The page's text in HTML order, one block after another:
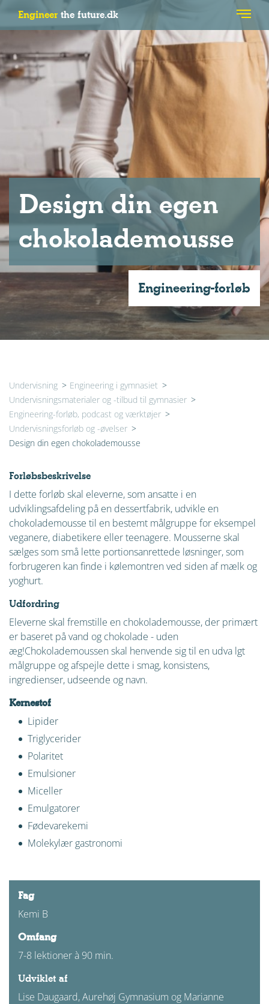
Engineer the future.dk
Design din egen
chokolademousse
Engineering-forløb
Undervisning > Engineering i gymnasiet >
Undervisningsmaterialer og -tilbud til gymnasier >
Engineering-forløb, podcast og værktøjer >
Undervisningsforløb og -øvelser >
Design din egen chokolademousse
Forløbsbeskrivelse
I dette forløb skal eleverne, som ansatte i en
udviklingsafdeling på en dessertfabrik, udvikle en
chokolademousse til en bestemt målgruppe for eksempel
veganere, diabetikere eller teenagere. Mousserne skal
sælges som små lette portionsanrettede løsninger, som
forbrugeren kan finde i kølemontren ved siden af mælk og
yoghurt.
Udfordring
Eleverne skal fremstille en chokolademousse, der primært
er baseret på vand og chokolade - uden
æg!Chokolademoussen skal henvende sig til en udva lgt
målgruppe og afspejle dette i smag, konsistens,
ingredienser, udseende og navn.
Kernestof
Lipider
Triglycerider
Polaritet
Emulsioner
Miceller
Emulgatorer
Fødevarekemi
Molekylær gastronomi
Fag
Kemi B
Omfang
7-8 lektioner à 90 min.
Udviklet af
Lise Daugaard, Aurehøj Gymnasium og Marianne